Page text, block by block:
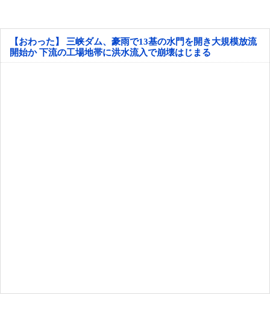
【おわった】 三峡ダム、豪雨で13基の水門を開き大規模放流
開始か 下流の工場地帯に洪水流入で崩壊はじまる